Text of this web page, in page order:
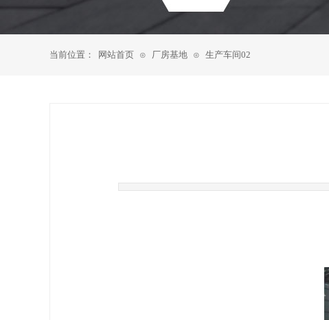
网站首页 ⊙ 厂房基地 ⊙ 生产车间02
当前位置：